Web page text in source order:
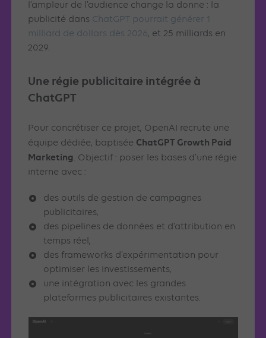
l’ampleur de l’audience change la donne : la
publicité dans ChatGPT pourrait générer 1
milliard de dollars dès 2026, et 25 milliards en
2029.
Une régie publicitaire intégrée à
ChatGPT
Pour concrétiser ce projet, OpenAI recrute une
équipe dédiée, baptisée ChatGPT Growth Paid
Marketing. Objectif : poser les bases d’une régie
interne avec :
des outils de gestion de campagnes
publicitaires,
des pipelines de données et d’attribution en
temps réel,
des frameworks d’expérimentation pour
optimiser les investissements,
une intégration avec les grandes
plateformes publicitaires existantes.